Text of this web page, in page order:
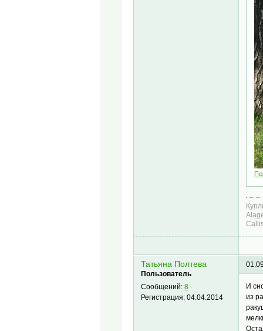
Татьяна Полтева
Пользователь
Сообщений:8
Регистрация:04.04.2014
И
из